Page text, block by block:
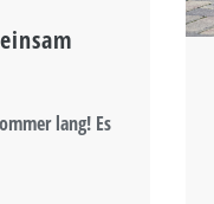
lang! Es